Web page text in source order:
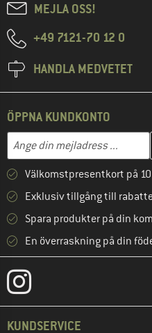
MEJLA OSS!
+49 7121-70 12 0
HANDLA MEDVETET
ÖPPNA KUNDKONTO
Mejladress
Skriv in din e-postadress här
Välkomstpresentkort på 10
Exklusiv tillgång till
Spara produkter på din
En överraskning på din
KUNDSERVICE